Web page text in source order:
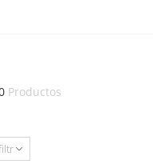
Productos